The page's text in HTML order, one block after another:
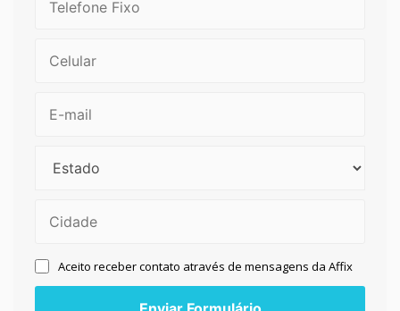
Aceito receber contato através de mensagens da Affix